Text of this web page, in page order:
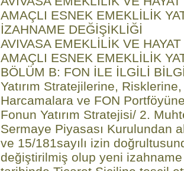
AMAÇLI ESNEK EMEKLİLİK
İZAHNAME DEĞİŞİKLİĞİ
AVIVASA EMEKLİLİK VE
AMAÇLI ESNEK EMEKLİLİK
BÖLÜM B: FON İLE İLGİLİ
Yatırım Stratejilerine,
Harcamalara ve FON
Fonun Yatırım Stratejisi/ 2.
Sermaye Piyasası Kurulundan
ve 15/181sayılı izin
değiştirilmiş olup yeni